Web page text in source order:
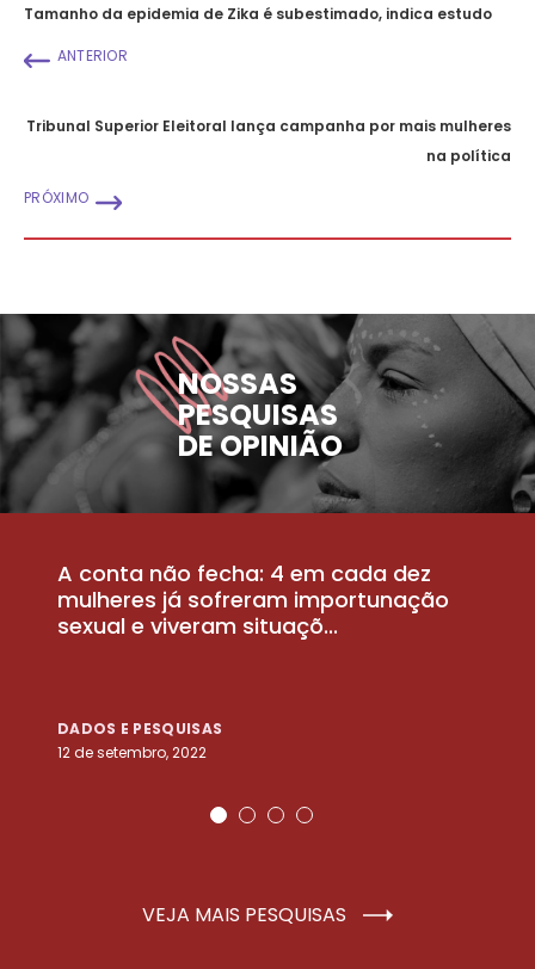
Tamanho da epidemia de Zika é subestimado, indica estudo
ANTERIOR
Tribunal Superior Eleitoral lança campanha por mais mulheres
na política
PRÓXIMO
NOSSAS
PESQUISAS
DE OPINIÃO
A conta não fecha: 4 em cada dez
mulheres já sofreram importunação
sexual e viveram situaçõ...
DADOS E PESQUISAS
12 de setembro, 2022
VEJA MAIS PESQUISAS